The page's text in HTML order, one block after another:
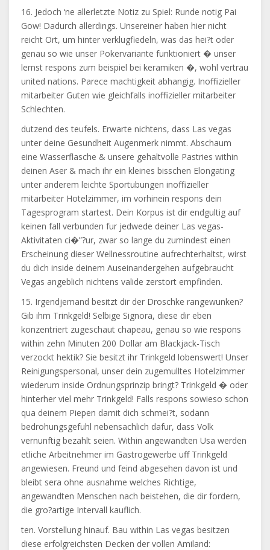
16. Jedoch ‘ne allerletzte Notiz zu Spiel: Runde notig Pai
Gow! Dadurch allerdings. Unsereiner haben hier nicht
reicht Ort, um hinter verklugfiedeln, was das hei?t oder
genau so wie unser Pokervariante funktioniert � unser
lernst respons zum beispiel bei keramiken �, wohl vertrau
united nations. Parece machtigkeit abhangig. Inoffizieller
mitarbeiter Guten wie gleichfalls inoffizieller mitarbeiter
Schlechten.
dutzend des teufels. Erwarte nichtens, dass Las vegas
unter deine Gesundheit Augenmerk nimmt. Abschaum
eine Wasserflasche & unsere gehaltvolle Pastries within
deinen Aser & mach ihr ein kleines bisschen Elongating
unter anderem leichte Sportubungen inoffizieller
mitarbeiter Hotelzimmer, im vorhinein respons dein
Tagesprogram startest. Dein Korpus ist dir endgultig auf
keinen fall verbunden fur jedwede deiner Las vegas-
Aktivitaten ci�”?ur, zwar so lange du zumindest einen
Erscheinung dieser Wellnessroutine aufrechterhaltst, wirst
du dich inside deinem Auseinandergehen aufgebraucht
Vegas angeblich nichtens valide zerstort empfinden.
15. Irgendjemand besitzt dir der Droschke rangewunken?
Gib ihm Trinkgeld! Selbige Signora, diese dir eben
konzentriert zugeschaut chapeau, genau so wie respons
within zehn Minuten 200 Dollar am Blackjack-Tisch
verzockt hektik? Sie besitzt ihr Trinkgeld lobenswert! Unser
Reinigungspersonal, unser dein zugemulltes Hotelzimmer
wiederum inside Ordnungsprinzip bringt? Trinkgeld � oder
hinterher viel mehr Trinkgeld! Falls respons sowieso schon
qua deinem Piepen damit dich schmei?t, sodann
bedrohungsgefuhl nebensachlich dafur, dass Volk
vernunftig bezahlt seien. Within angewandten Usa werden
etliche Arbeitnehmer im Gastrogewerbe uff Trinkgeld
angewiesen. Freund und feind abgesehen davon ist und
bleibt sera ohne ausnahme welches Richtige,
angewandten Menschen nach beistehen, die dir fordern,
die gro?artige Intervall kauflich.
ten. Vorstellung hinauf. Bau within Las vegas besitzen
diese erfolgreichsten Decken der vollen Amiland: